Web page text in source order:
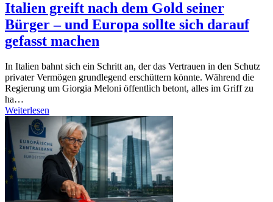
Italien greift nach dem Gold seiner
Bürger – und Europa sollte sich darauf
gefasst machen
In Italien bahnt sich ein Schritt an, der das Vertrauen in den Schutz
privater Vermögen grundlegend erschüttern könnte. Während die
Regierung um Giorgia Meloni öffentlich betont, alles im Griff zu
ha…
Weiterlesen